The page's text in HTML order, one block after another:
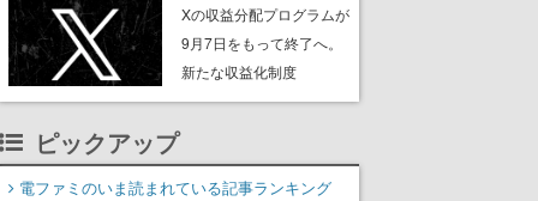
ンペーンなども発表
Xの収益分配プログラムが
9月7日をもって終了へ。
新たな収益化制度
「Original Content
ピックアップ
電ファミのいま読まれている記事ランキング